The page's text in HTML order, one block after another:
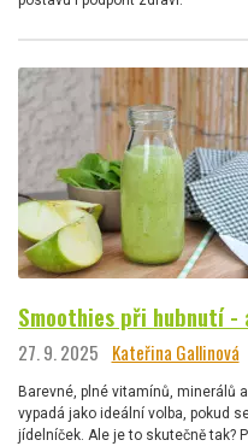
Smoothies při hubnutí -
27. 9. 2025 Kateřina Gallinová
Barevné, plné vitamínů, minerálů
vypadá jako ideální volba, pokud
jídelníček. Ale je to skutečně tak?